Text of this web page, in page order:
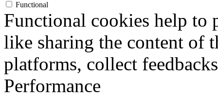
Functional
Functional cookies help to
like sharing the content of
platforms, collect
Performance